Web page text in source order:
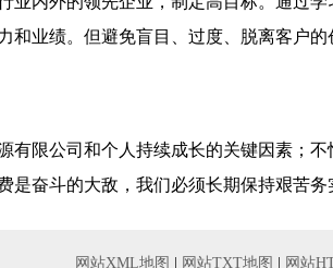
业绩。但避免盲目、过度、脱离客户的
有限公司和个人持续成长的关键因素；
奋斗的大敌，我们必须长期保持艰苦务
网站XML地图 网站TXT地图 网站